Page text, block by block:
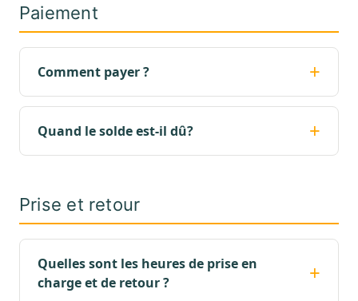
Paiement
Comment payer ?
Quand le solde est-il dû?
Prise et retour
Quelles sont les heures de prise en
charge et de retour ?